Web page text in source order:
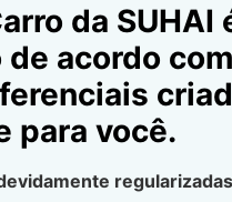
da SUHAI
acordo
para você.